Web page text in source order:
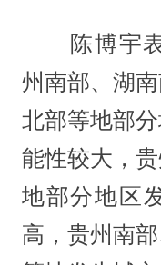
陈博宇表
州南部、湖
北部等地部
能性较大，
地部分地区
高，贵州南